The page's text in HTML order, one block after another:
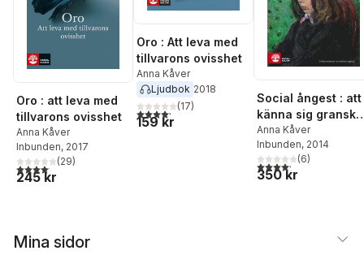
Oro : att leva med
tillvarons ovisshet
Anna Kåver
Inbunden, 2017
4,1utav 5 stjärnor. Totalt antal röster:
(29)
245 kr
Oro : Att leva med
tillvarons ovisshet
Anna Kåver
Ljudbok 2018
4,2utav 5 stjärnor. Totalt antal röster:
(17)
159 kr
Social ångest : att
känna sig
och bortgjord
Anna Kåver
Inbunden, 2014
4,2utav 5 stjärnor.
(6)
350 kr
Mina sidor